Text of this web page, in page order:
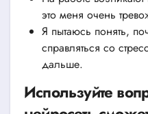
это меня очень
Я пытаюсь понять,
справляться со
дальше.
Используйте